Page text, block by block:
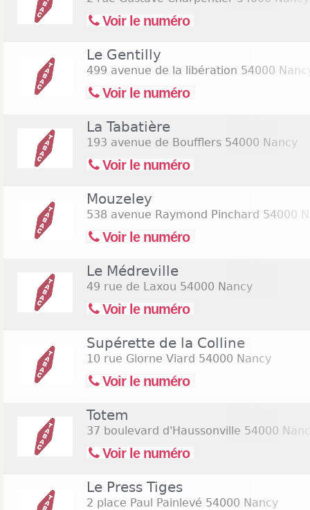
Voir le numéro
Le Gentilly
499 avenue de la libération 54000
Voir le numéro
La Tabatière
193 avenue de Boufflers 54000 Nancy
Voir le numéro
Mouzeley
538 avenue Raymond Pinchard 54000
Voir le numéro
Le Médreville
49 rue de Laxou 54000 Nancy
Voir le numéro
Supérette de la Colline
10 rue Giorne Viard 54000 Nancy
Voir le numéro
Totem
37 boulevard d'Haussonville 54000
Voir le numéro
Le Press Tiges
2 place Paul Painlevé 54000 Nancy